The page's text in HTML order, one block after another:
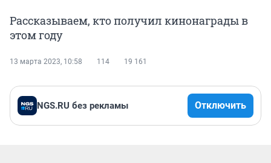
Рассказываем, кто получил кинонаграды в
этом году
13 марта 2023, 10:58 114 19 161
NGS.RU без рекламы Отключить